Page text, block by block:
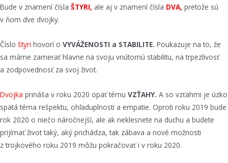
Bude v znamení čísla ŠTYRI, ale aj v znamení čísla DVA, pretože sú
v ňom dve dvojky.
Číslo štyri hovorí o VYVÁŽENOSTI a STABILITE. Poukazuje na to, že
sa máme zamerať hlavne na svoju vnútornú stabilitu, na trpezlivosť
a zodpovednosť za svoj život.
Dvojka prináša v roku 2020 opäť tému VZŤAHY. A so vzťahmi je úzko
spätá téma rešpektu, ohľaduplnosti a empatie. Oproti roku 2019 bude
rok 2020 o niečo náročnejší, ale ak neklesnete na duchu a budete
prijímať život taký, aký prichádza, tak zábava a nové možnosti
z trojkového roku 2019 môžu pokračovať i v roku 2020.